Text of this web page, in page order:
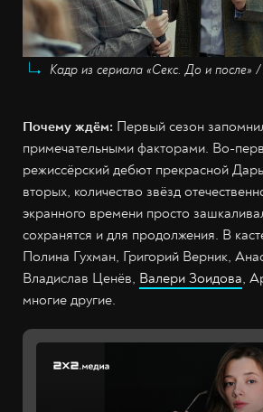
Кадр из сериала «Секс. До и после»
Почему ждём: Первый сезон
примечательными факторами. Во-
режиссёрский дебют прекрасной
вторых, количество звёзд
экранного времени просто
сохранятся и для продолжения. В
Полина Гухман, Григорий Верник,
Владислав Ценёв, Валери Зоидова,
многие другие.